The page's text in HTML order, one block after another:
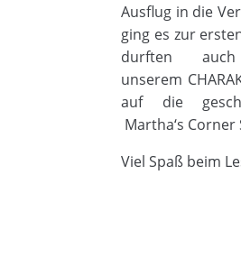
Ausflug in die
ging es zur
durften
unserem
auf die
Martha‘s Corner
Viel Spaß beim